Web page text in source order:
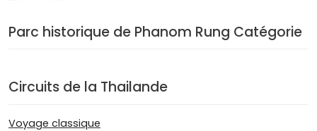
Parc historique de Phanom Rung Catégorie
Circuits de la Thailande
Voyage classique